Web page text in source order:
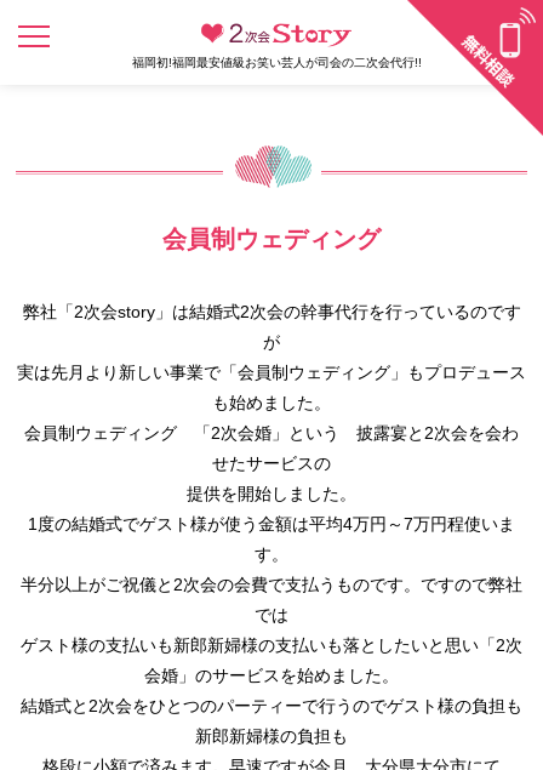
福岡初!福岡最安値級お笑い芸人が司会の二次会代行!!
会員制ウェディング
弊社「2次会story」は結婚式2次会の幹事代行を行っているのです
が
実は先月より新しい事業で「会員制ウェディング」もプロデュース
も始めました。
会員制ウェディング 「2次会婚」という 披露宴と2次会を会わ
せたサービスの
提供を開始しました。
1度の結婚式でゲスト様が使う金額は平均4万円～7万円程使いま
す。
半分以上がご祝儀と2次会の会費で支払うものです。ですので弊社
では
ゲスト様の支払いも新郎新婦様の支払いも落としたいと思い 「2次
会婚」のサービスを始めました。
結婚式と2次会をひとつのパーティーで行うのでゲスト様の負担も
新郎新婦様の負担も